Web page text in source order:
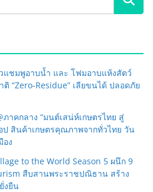
วแชมพูอาบน้ำ และ โฟมอาบแห้งสัตว์
“Zero-Residue” เลียขนได้ ปลอดภัย
าคกลาง “มนต์เสน่ห์เกษตรไทย สู่
สินค้าเกษตรคุณภาพจากทั่วไทย วัน
ง
to the World Season 5 ผนึก 9
สืบสานพระราชปณิธาน สร้าง
งยืน